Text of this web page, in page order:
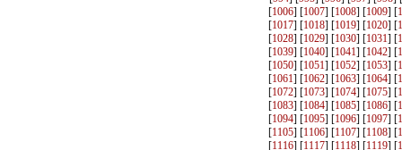
[1006] [1007] [1008] [1009] [
[1017] [1018] [1019] [1020] [
[1028] [1029] [1030] [1031] [
[1039] [1040] [1041] [1042] [
[1050] [1051] [1052] [1053] [
[1061] [1062] [1063] [1064] [
[1072] [1073] [1074] [1075] [
[1083] [1084] [1085] [1086] [
[1094] [1095] [1096] [1097] [
[1105] [1106] [1107] [1108] [
[1116] [1117] [1118] [1119] [